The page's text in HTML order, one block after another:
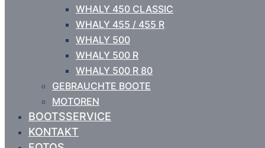
WHALY 450 CLASSIC
WHALY 455 / 455 R
WHALY 500
WHALY 500 R
WHALY 500 R 80
GEBRAUCHTE BOOTE
MOTOREN
BOOTSSERVICE
KONTAKT